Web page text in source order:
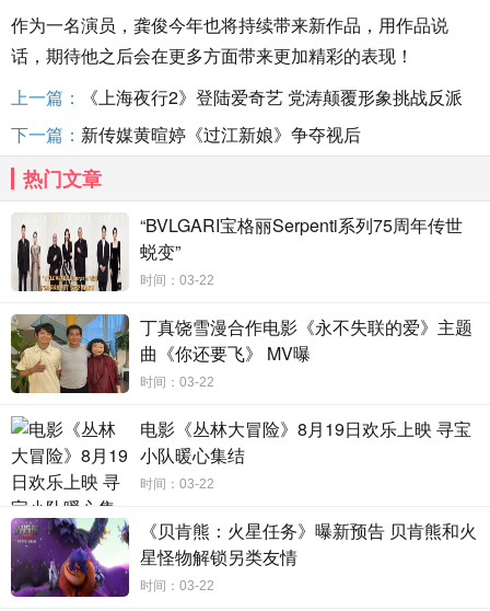
作为一名演员，龚俊今年也将持续带来新作品，用作品说
话，期待他之后会在更多方面带来更加精彩的表现！
上一篇：
《上海夜行2》登陆爱奇艺 党涛颠覆形象挑战反派
下一篇： 新传媒黄暄婷《过江新娘》争夺视后
热门文章
“BVLGARI宝格丽Serpenti系列75周年传世
蜕变”
时间：03-22
丁真饶雪漫合作电影《永不失联的爱》主题
曲《你还要飞》 MV曝
时间：03-22
电影《丛林大冒险》8月19日欢乐上映 寻宝
小队暖心集结
时间：03-22
《贝肯熊：火星任务》曝新预告 贝肯熊和火
星怪物解锁另类友情
时间：03-22